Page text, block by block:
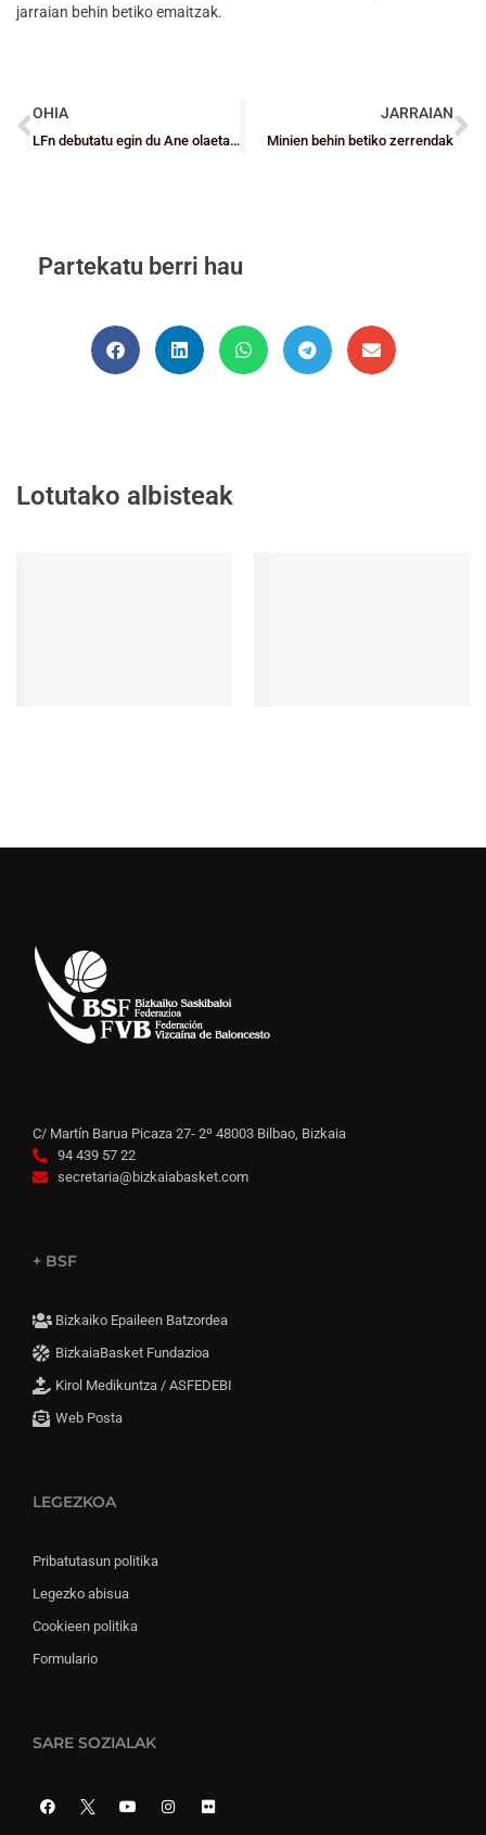
jarraian behin betiko emaitzak.
OHIA
LFn debutatu egin du Ane olaetak, historian jokalari bizkaitar gazteena
JARRAIAN
Minien behin betiko zerrendak
Partekatu berri hau
Lotutako albisteak
C/ Martín Barua Picaza 27- 2º 48003 Bilbao, Bizkaia
94 439 57 22
secretaria@bizkaiabasket.com
+ BSF
Bizkaiko Epaileen Batzordea
BizkaiaBasket Fundazioa
Kirol Medikuntza / ASFEDEBI
Web Posta
LEGEZKOA
Pribatutasun politika
Legezko abisua
Cookieen politika
Formulario
SARE SOZIALAK